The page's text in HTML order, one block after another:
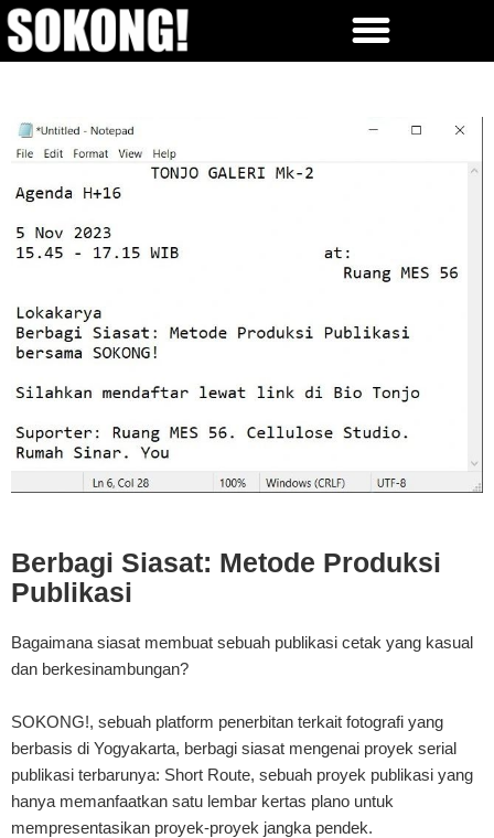
Berbagi Siasat: Metode Produksi
Publikasi
Bagaimana siasat membuat sebuah publikasi cetak yang kasual
dan berkesinambungan?
SOKONG!, sebuah platform penerbitan terkait fotografi yang
berbasis di Yogyakarta, berbagi siasat mengenai proyek serial
publikasi terbarunya: Short Route, sebuah proyek publikasi yang
hanya memanfaatkan satu lembar kertas plano untuk
mempresentasikan proyek-proyek jangka pendek.